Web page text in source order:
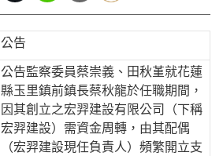
公告
公告監察委員蔡崇義、田秋堇就花蓮
縣玉里鎮前鎮長蔡秋龍於任職期間，
因其創立之宏羿建設有限公司（下稱
宏羿建設）需資金周轉，由其配偶
（宏羿建設現任負責人）頻繁開立支